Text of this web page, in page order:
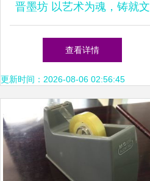
晋墨坊 以艺术为魂，铸就文
化用品发展新篇章
查看详情
更新时间：2026-08-06 02:56:45